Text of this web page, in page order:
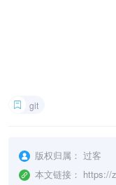
git
版权归属： 过客
本文链接： https://